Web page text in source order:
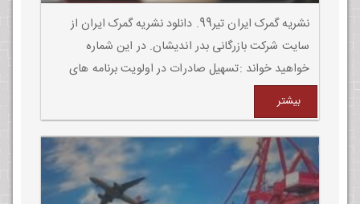
نشریه گمرک ایران تیر99. دانلود نشریه گمرک ایران از
سایت شرکت بازرگانی بدر اندیشان. در این شماره
خواهید خواند :تسهیل صادرات در اولویت برنامه های
گمرک است.
بیشتر